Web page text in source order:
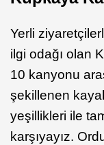
Yerli
ilgi odağı olan
10 kanyonu
şekillenen
yeşillikleri ile
karşıyayız.